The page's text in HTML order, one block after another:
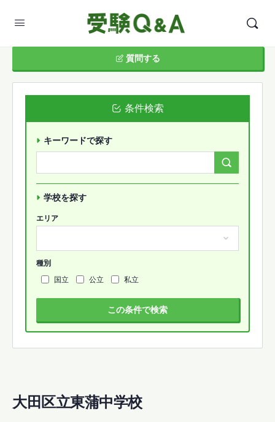
大田区立東蒲中学校
質問する
条件検索
キーワードで探す
学校を探す
エリア
種別
国立
公立 私立
この条件で検索